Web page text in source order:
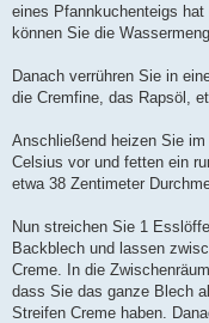
eines Pfannkuchenteigs
können Sie die
Danach verrühren Sie in
die Cremfine, das Rapsöl,
Anschließend heizen Sie
Celsius vor und fetten ein
etwa 38 Zentimeter
Nun streichen Sie 1
Backblech und lassen
Creme. In die
dass Sie das ganze Blech
Streifen Creme haben.